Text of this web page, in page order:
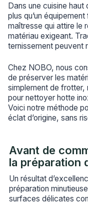
Dans une cuisine
plus qu’un
maîtresse qui attire le
matériau exigeant.
ternissement peuvent
Chez NOBO, nous
de préserver les
simplement de frotter,
pour nettoyer hotte
Voici notre méthode
éclat d’origine, sans
Avant de
la préparation
Un résultat
préparation
surfaces délicates